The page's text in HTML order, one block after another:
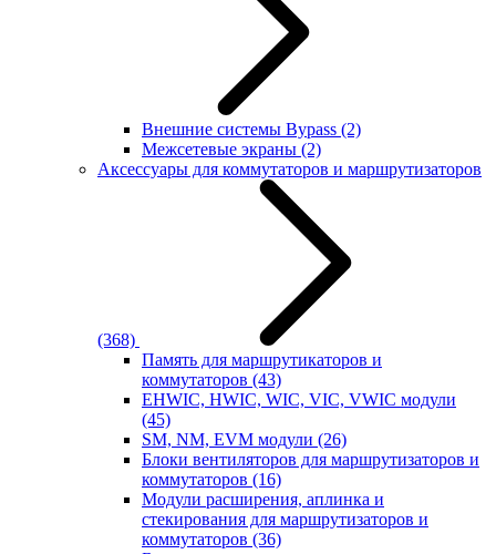
Внешние системы Bypass (2)
Межсетевые экраны (2)
Аксессуары для коммутаторов и маршрутизаторов
(368)
Память для маршрутикаторов и
коммутаторов (43)
EHWIC, HWIC, WIC, VIC, VWIC модули
(45)
SM, NM, EVM модули (26)
Блоки вентиляторов для маршрутизаторов и
коммутаторов (16)
Модули расширения, аплинка и
стекирования для маршрутизаторов и
коммутаторов (36)